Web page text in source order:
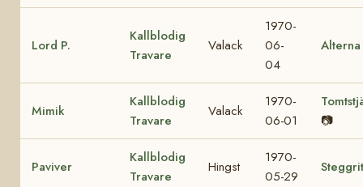
Lord P.
Kallblodig
Travare
Valack
1970-
06-
04
Alterna
Mimik
Kallblodig
Travare
Valack
1970-
06-01
📷
Paviver
Kallblodig
Travare
Hingst
1970-
05-29